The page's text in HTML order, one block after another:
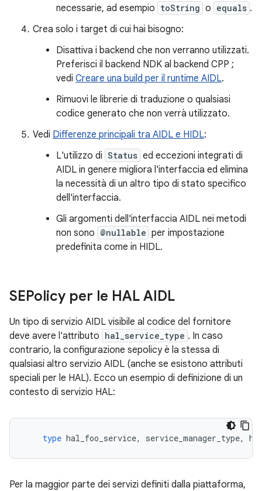
necessarie, ad esempio toString o equals .
Crea solo i target di cui hai bisogno:
Disattiva i backend che non verranno utilizzati.
Preferisci il backend NDK al backend CPP ;
vedi Creare una build per il runtime AIDL.
Rimuovi le librerie di traduzione o qualsiasi
codice generato che non verrà utilizzato.
Vedi Differenze principali tra AIDL e HIDL:
L'utilizzo di Status ed eccezioni integrati di
AIDL in genere migliora l'interfaccia ed elimina
la necessità di un altro tipo di stato specifico
dell'interfaccia.
Gli argomenti dell'interfaccia AIDL nei metodi
non sono @nullable per impostazione
predefinita come in HIDL.
SEPolicy per le HAL AIDL
Un tipo di servizio AIDL visibile al codice del fornitore
deve avere l'attributo hal_service_type . In caso
contrario, la configurazione sepolicy è la stessa di
qualsiasi altro servizio AIDL (anche se esistono attributi
speciali per le HAL). Ecco un esempio di definizione di un
contesto di servizio HAL:
type hal_foo_service, service_manager_type,
Per la maggior parte dei servizi definiti dalla piattaforma,